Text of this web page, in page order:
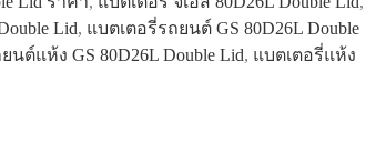
Lid, แบตเตอรี่รถยนต์ GS 80D26L Double
นต์แห้ง GS 80D26L Double Lid, แบตเตอรี่แห้ง